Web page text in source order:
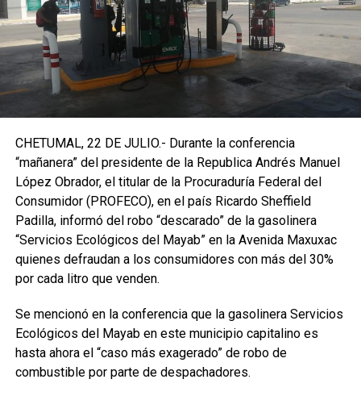
CHETUMAL, 22 DE JULIO.- Durante la conferencia
“mañanera” del presidente de la Republica Andrés Manuel
López Obrador, el titular de la Procuraduría Federal del
Consumidor (PROFECO), en el país Ricardo Sheffield
Padilla, informó del robo “descarado” de la gasolinera
“Servicios Ecológicos del Mayab” en la Avenida Maxuxac
quienes defraudan a los consumidores con más del 30%
por cada litro que venden.
Se mencionó en la conferencia que la gasolinera Servicios
Ecológicos del Mayab en este municipio capitalino es
hasta ahora el “caso más exagerado” de robo de
combustible por parte de despachadores.